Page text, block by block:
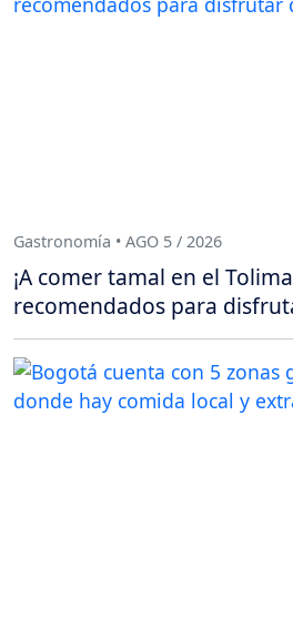
Gastronomía • AGO 5 / 2026
¡A comer tamal en el
recomendados para